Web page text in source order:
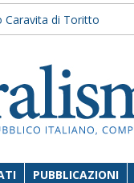
Caravita di Toritto
PUBBLICAZIONI